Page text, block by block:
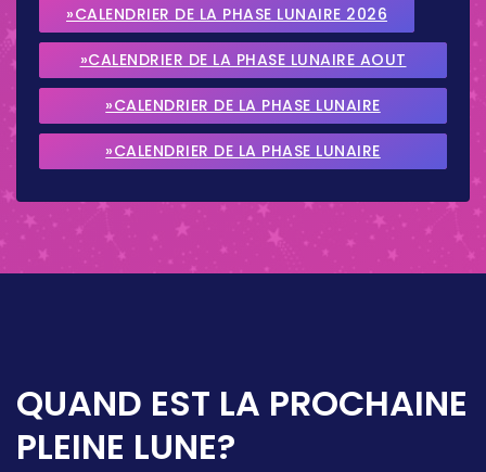
»CALENDRIER DE LA PHASE LUNAIRE 2026
»CALENDRIER DE LA PHASE LUNAIRE AOUT
2026
»CALENDRIER DE LA PHASE LUNAIRE
SEPTEMBRE 2026
»CALENDRIER DE LA PHASE LUNAIRE
QUAND EST LA PROCHAINE
PLEINE LUNE?